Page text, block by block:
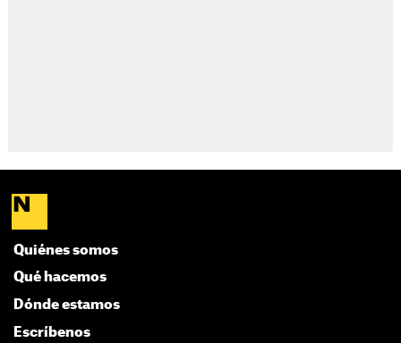
Quiénes somos
Qué hacemos
Dónde estamos
Escríbenos